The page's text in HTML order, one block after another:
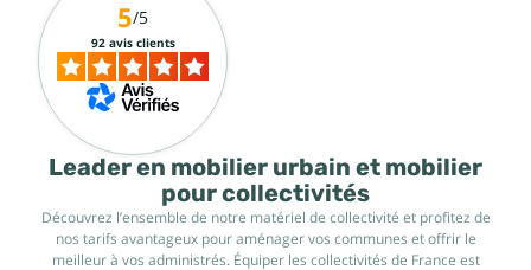
Leader en mobilier urbain et mobilier
pour collectivités
Découvrez l’ensemble de notre matériel de collectivité et profitez de
nos tarifs avantageux pour aménager vos communes et offrir le
meilleur à vos administrés. Équiper les collectivités de France est
5/5
92 avis clients